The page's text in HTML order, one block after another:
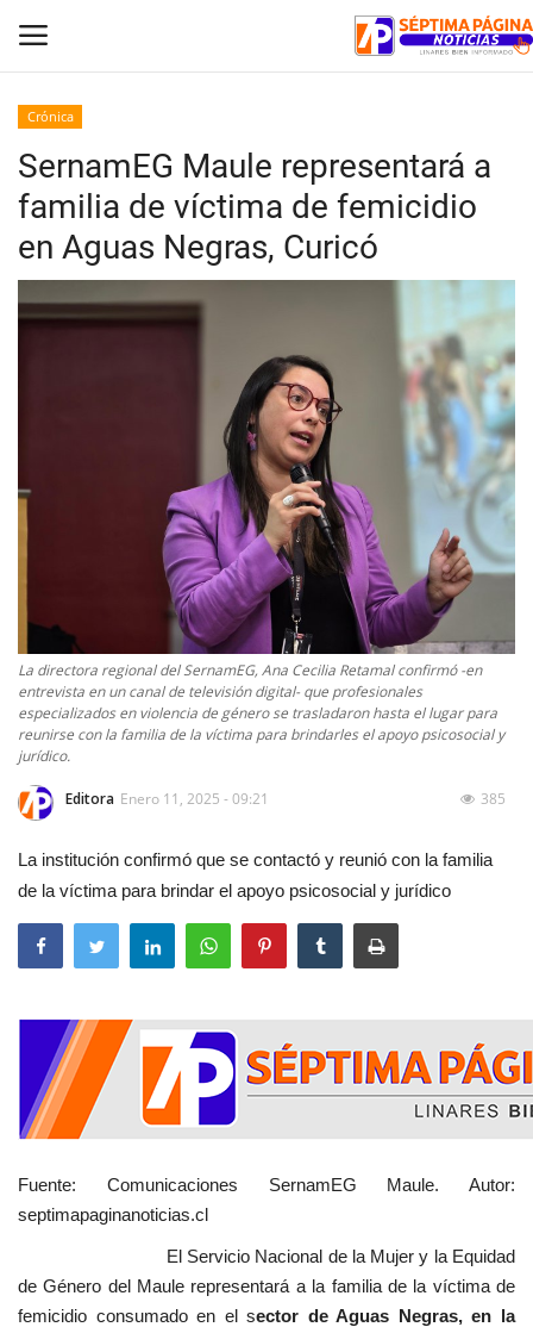
Inicio
Crónica
Policial
Espectáculos
Crónica
SernamEG Maule representará a
familia de víctima de femicidio
en Aguas Negras, Curicó
La directora regional del SernamEG, Ana Cecilia Retamal confirmó -en
entrevista en un canal de televisión digital- que profesionales
especializados en violencia de género se trasladaron hasta el lugar para
reunirse con la familia de la víctima para brindarles el apoyo psicosocial y
jurídico.
Editora Enero 11, 2025 - 09:21 385
La institución confirmó que se contactó y reunió con la familia
de la víctima para brindar el apoyo psicosocial y jurídico
Fuente: Comunicaciones SernamEG Maule. Autor:
septimapaginanoticias.cl
El Servicio Nacional de la Mujer y la Equidad
de Género del Maule representará a la familia de la víctima de
femicidio consumado en el sector de Aguas Negras, en la